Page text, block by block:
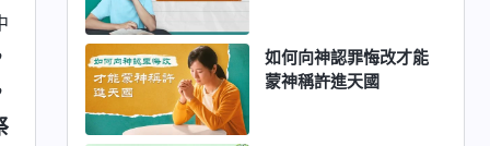
如何向神認罪悔改才能
蒙神稱許進天國